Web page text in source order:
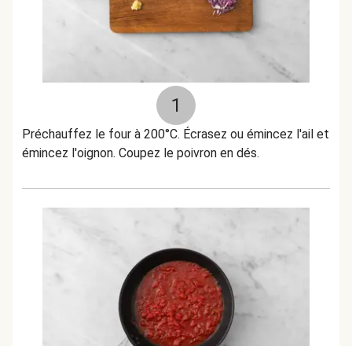
1
Préchauffez le four à 200°C. Écrasez ou émincez l'ail et
émincez l'oignon. Coupez le poivron en dés.